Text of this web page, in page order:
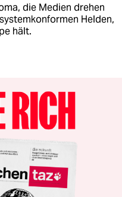
die Medien drehen
Helden,
hält.